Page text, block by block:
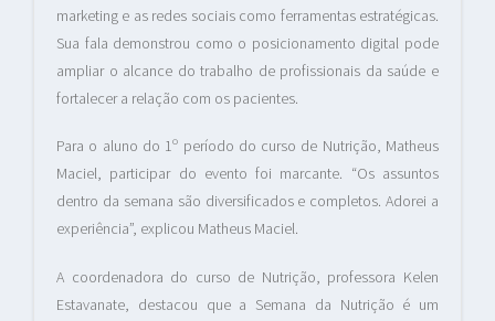
marketing e as redes sociais como ferramentas estratégicas.
Sua fala demonstrou como o posicionamento digital pode
ampliar o alcance do trabalho de profissionais da saúde e
fortalecer a relação com os pacientes.
Para o aluno do 1º período do curso de Nutrição, Matheus
Maciel, participar do evento foi marcante. “Os assuntos
dentro da semana são diversificados e completos. Adorei a
experiência”, explicou Matheus Maciel.
A coordenadora do curso de Nutrição, professora Kelen
Estavanate, destacou que a Semana da Nutrição é um